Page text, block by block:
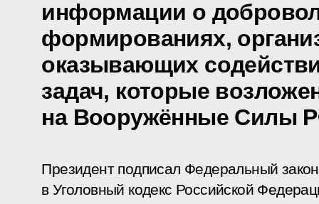
информации о
формированиях,
оказывающих
задач, которые
на Вооружённые Силы
Президент подписал Федеральный
в Уголовный кодекс Российской